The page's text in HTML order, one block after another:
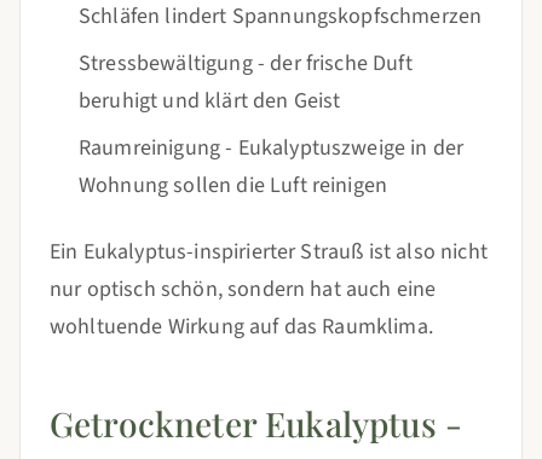
Schläfen lindert Spannungskopfschmerzen
Stressbewältigung - der frische Duft
beruhigt und klärt den Geist
Raumreinigung - Eukalyptuszweige in der
Wohnung sollen die Luft reinigen
Ein Eukalyptus-inspirierter Strauß ist also nicht
nur optisch schön, sondern hat auch eine
wohltuende Wirkung auf das Raumklima.
Getrockneter Eukalyptus -